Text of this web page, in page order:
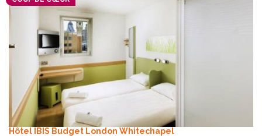
Hôtel IBIS Budget London Whitechapel